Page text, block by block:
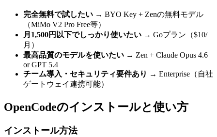
完全無料で試したい → BYO Key + Zenの無料モデル
（MiMo V2 Pro Free等）
月1,500円以下でしっかり使いたい → Goプラン（$10/
月）
最高品質のモデルを使いたい → Zen + Claude Opus 4.6
or GPT 5.4
チーム導入・セキュリティ要件あり → Enterprise（自社
ゲートウェイ連携可能）
OpenCodeのインストールと使い方
インストール方法